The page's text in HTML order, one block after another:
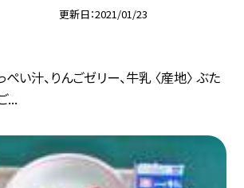
更新日 2021/01/23
い汁、りんごゼリー、牛乳 〈産地〉 ぶた
...